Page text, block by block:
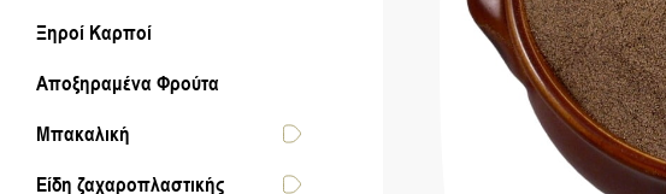
Ξηροί Καρποί
Αποξηραμένα Φρούτα
Μπακαλική
Είδη ζαχαροπλαστικής